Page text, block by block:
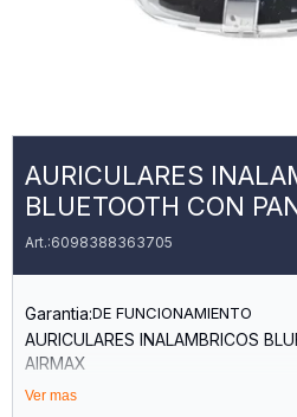
AURICULARES
BLUETOOTH CON
6098388363705
Garantia:DE FUNCIONAMIENTO
AURICULARES INALAMBRICOS
AIRMAX
Ver mas